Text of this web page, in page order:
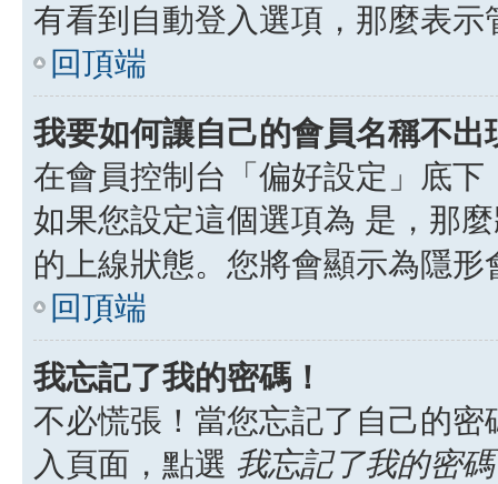
有看到自動登入選項，那麼表
回頂端
我要如何讓自己的會員名稱不
在會員控制台「偏好設定」底
如果您設定這個選項為 是 ，那
的上線狀態。您將會顯示為隱形
回頂端
我忘記了我的密碼！
不必慌張！當您忘記了自己的
入頁面，點選 我忘記了我的密碼